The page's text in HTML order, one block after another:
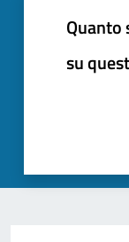
Quanto
su